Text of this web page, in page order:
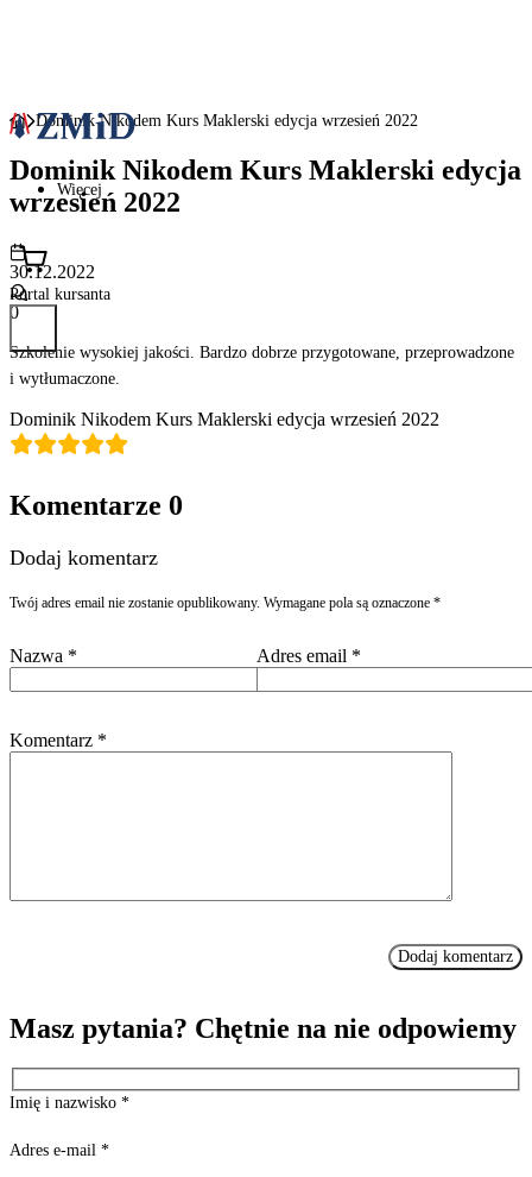
Więcej
Portal kursanta
Dominik Nikodem Kurs Maklerski edycja wrzesień 2022
Dominik Nikodem Kurs Maklerski edycja
wrzesień 2022
30.12.2022
0
Szkolenie wysokiej jakości. Bardzo dobrze przygotowane, przeprowadzone
i wytłumaczone.
Dominik Nikodem Kurs Maklerski edycja wrzesień 2022
Komentarze 0
Dodaj komentarz
Twój adres email nie zostanie opublikowany. Wymagane pola są oznaczone *
Komentarz *
Nazwa * Adres email *
Masz pytania? Chętnie na nie odpowiemy
Imię i nazwisko *
Adres e-mail *